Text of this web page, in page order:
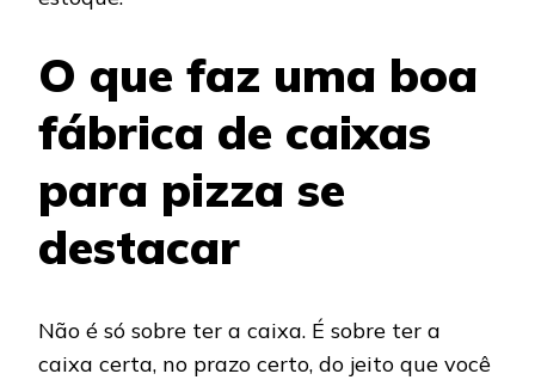
O que faz uma boa
fábrica de caixas
para pizza se
destacar
Não é só sobre ter a caixa. É sobre ter a
caixa certa, no prazo certo, do jeito que você